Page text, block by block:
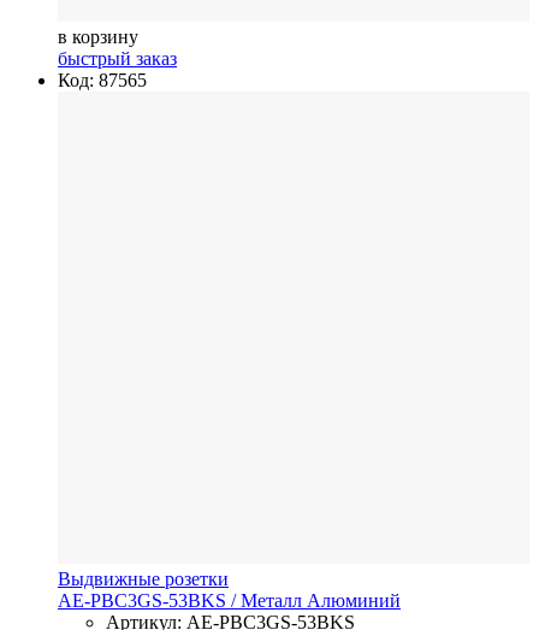
в корзину
быстрый заказ
Код: 87565
Выдвижные розетки
AE-PBC3GS-53BKS / Металл Алюминий
Артикул: AE-PBC3GS-53BKS